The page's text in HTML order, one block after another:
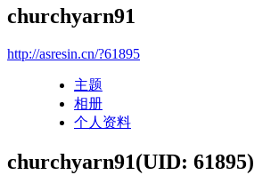
churchyarn91
http://asresin.cn/?61895
主题
相册
个人资料
churchyarn91(UID: 61895)